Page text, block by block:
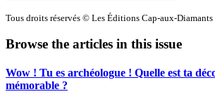
Tous droits réservés © Les Éditions Cap-aux-
Browse the articles in this issue
Wow ! Tu es archéologue ! Quelle est ta
mémorable ?